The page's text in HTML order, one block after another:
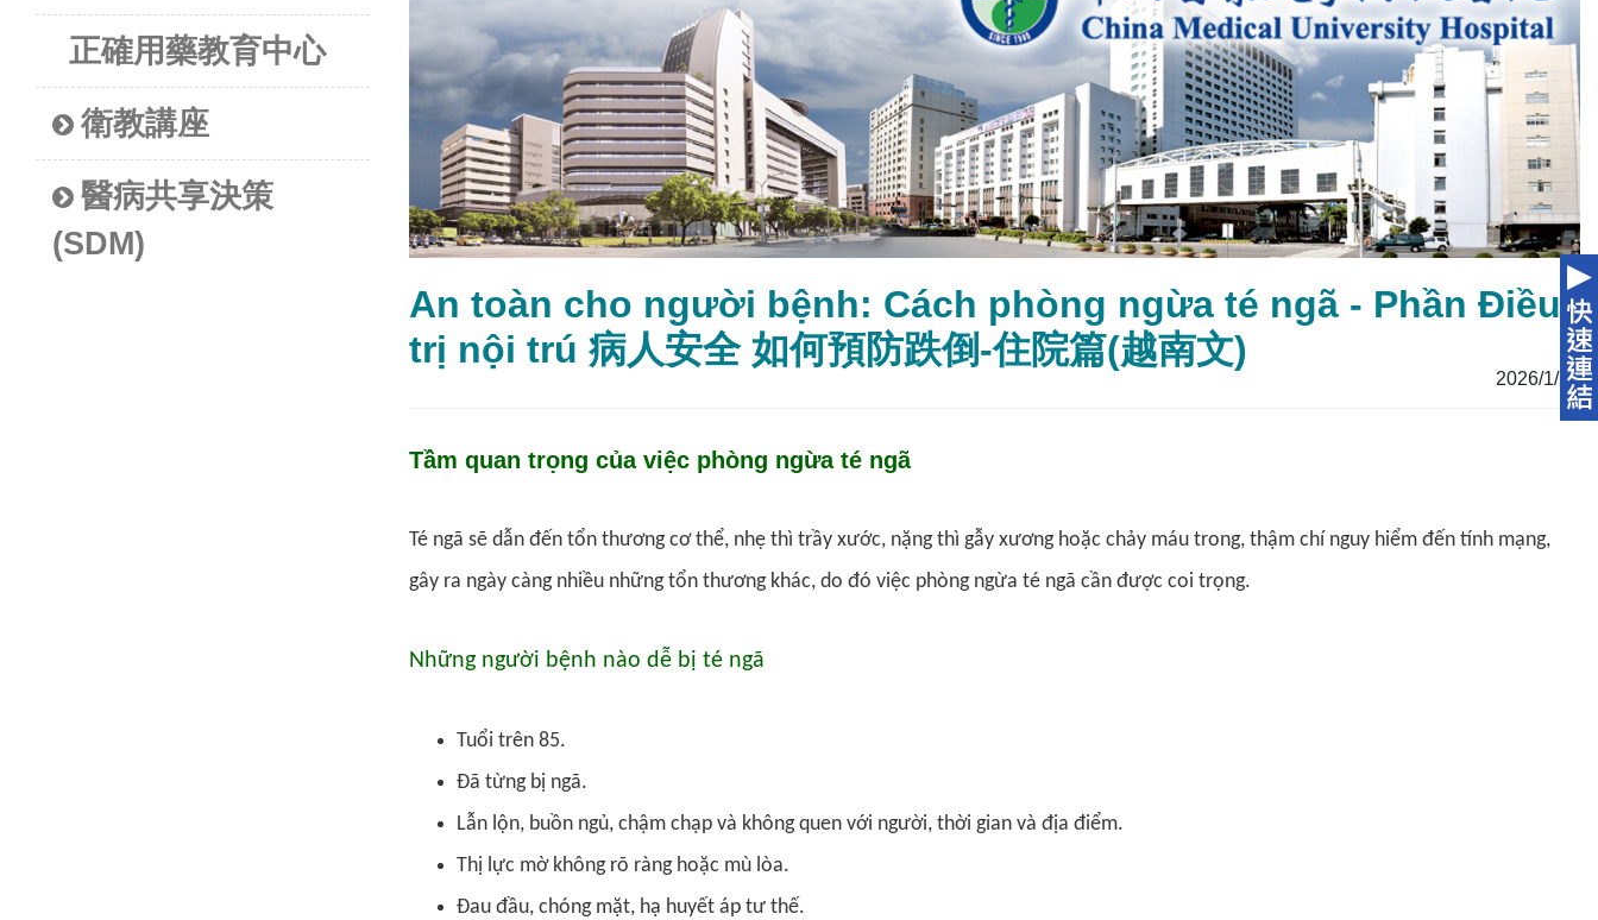
正確用藥教育中心
衛教講座
醫病共享決策
(SDM)
An toàn cho người bệnh: Cách phòng ngừa té ngã - Phần Điều
trị nội trú 病人安全 如何預防跌倒-住院篇(越南文)
2026/1/29
Tầm quan trọng của việc phòng ngừa té ngã
Té ngã sẽ dẫn đến tổn thương cơ thể, nhẹ thì trầy xước, nặng thì gẫy xương hoặc chảy máu trong, thậm chí nguy hiểm đến tính mạng,
gây ra ngày càng nhiều những tổn thương khác, do đó việc phòng ngừa té ngã cần được coi trọng.
Những người bệnh nào dễ bị té ngã
Tuổi trên 85.
Đã từng bị ngã.
Lẫn lộn, buồn ngủ, chậm chạp và không quen với người, thời gian và địa điểm.
Thị lực mờ không rõ ràng hoặc mù lòa.
Đau đầu, chóng mặt, hạ huyết áp tư thế.